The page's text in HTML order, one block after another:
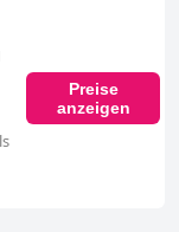
Preise
anzeigen